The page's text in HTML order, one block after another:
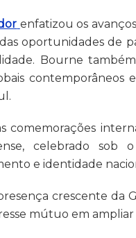
enfatizou os
oportunidades de
Bourne
celebrado sob
e identidade
crescente da
mútuo em ampliar